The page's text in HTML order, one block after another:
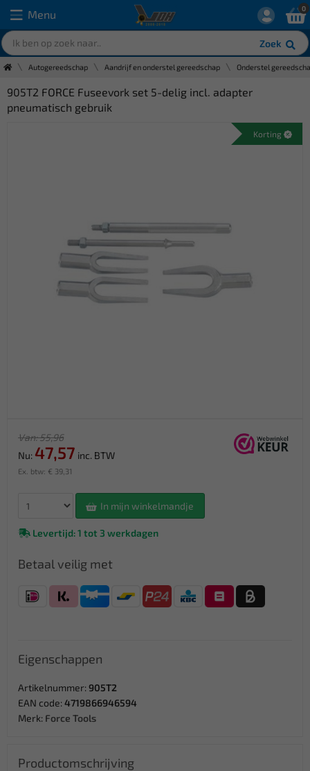
Menu
Zoek
0
Autogereedschap Aandrijf en onderstel gereedschap Onderstel
905T2 FORCE Fuseevork set 5-delig incl. adapter
pneumatisch gebruik
Korting
Van: 55,96
Nu: 47,57 inc. BTW
Ex. btw: € 39,31
In mijn winkelmandje
Levertijd: 1 tot 3 werkdagen
Betaal veilig met
Eigenschappen
Artikelnummer: 905T2
EAN code: 4719866946594
Merk: Force Tools
Productomschrijving